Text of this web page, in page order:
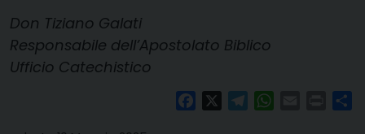
Don Tiziano Galati
Responsabile dell’Apostolato Biblico
Ufficio Catechistico
FacebookTelegramWhatsAppPrint